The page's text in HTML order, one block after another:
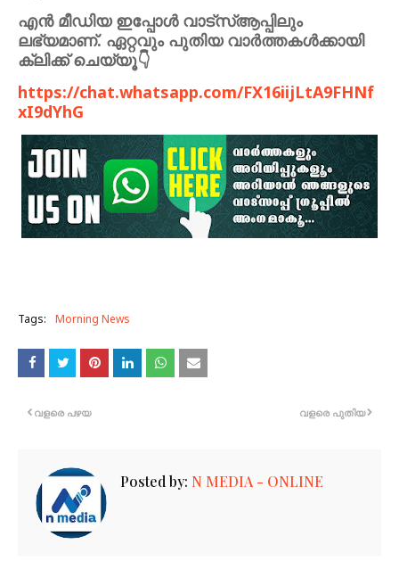
എൻ മീഡിയ ഇപ്പോൾ വാട്സ്ആപ്പിലും
ലഭ്യമാണ്. ഏറ്റവും പുതിയ വാർത്തകൾക്കായി
ക്ലിക്ക് ചെയ്യൂ👇
https://chat.whatsapp.com/FX16iijLtA9FHNf
xI9dYhG
Tags: Morning News
വളരെ പുതിയ
വളരെ പഴയ
Posted by: N MEDIA - ONLINE